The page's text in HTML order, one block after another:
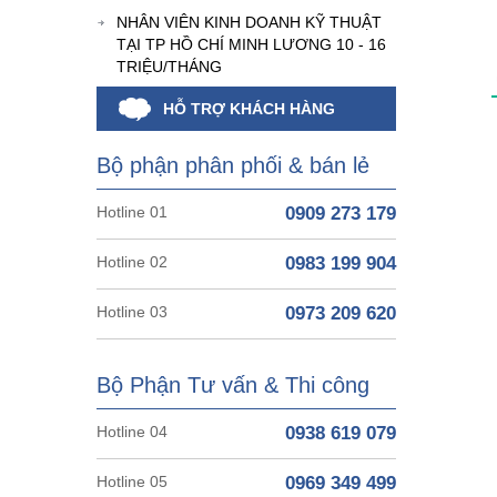
NHÂN VIÊN KINH DOANH KỸ THUẬT
TẠI TP HỒ CHÍ MINH LƯƠNG 10 - 16
TRIỆU/THÁNG
HỖ TRỢ KHÁCH HÀNG
Bộ phận phân phối & bán lẻ
Hotline 01 0909 273 179
Hotline 02 0983 199 904
Hotline 03 0973 209 620
Bộ Phận Tư vấn & Thi công
Hotline 04 0938 619 079
Hotline 05 0969 349 499